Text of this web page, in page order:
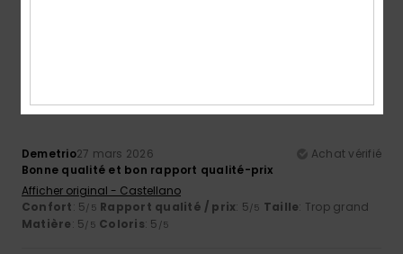
Demetrio27 mars 2026
Achat vérifié
Bonne qualité et bon rapport qualité-prix
Afficher original - Castellano
Confort: 5/5 Rapport qualité / prix: 5/5 Taille: Trop grand
Matière: 5/5 Coloris: 5 /5